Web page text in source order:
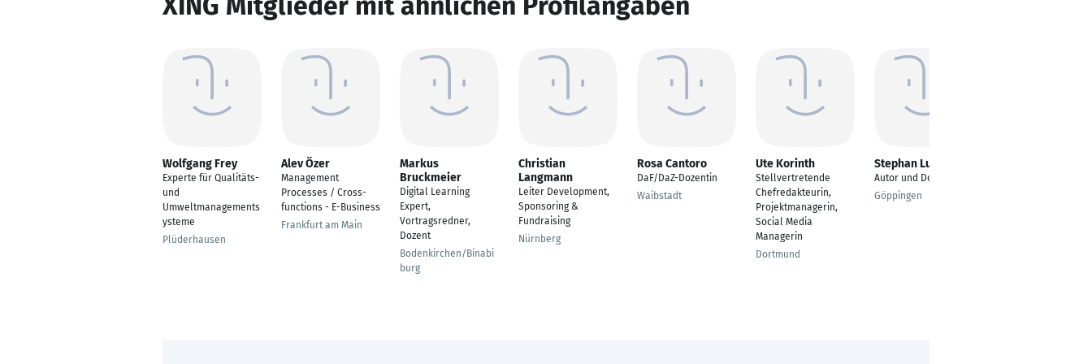
Wolfgang Frey
Experte für Qualitäts-
und
Umweltmanagements
ysteme
Plüderhausen
Alev Özer
Management
Processes / Cross-
functions - E-Business
Frankfurt am Main
Markus
Bruckmeier
Digital Learning
Expert,
Vortragsredner,
Dozent
Bodenkirchen/Binabi
burg
Christian
Langmann
Leiter Development,
Sponsoring &
Fundraising
Nürnberg
Rosa Cantoro
DaF/DaZ-Dozentin
Waibstadt
Ute Korinth
Stellvertretende
Chefredakteurin,
Projektmanagerin,
Social Media
Managerin
Dortmund
Stephan Ludwig
Autor und Dozent
Göppingen